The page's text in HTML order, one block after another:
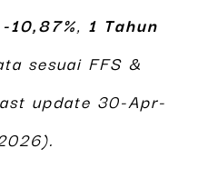
10,87%, 1 Tahun
sesuai FFS &
update 30-Apr-